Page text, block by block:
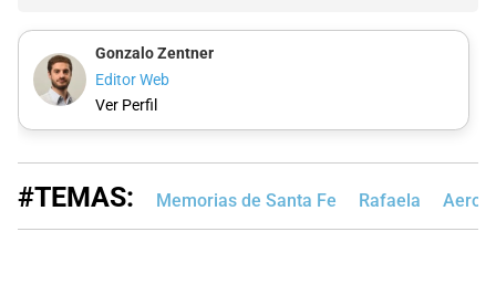
Gonzalo Zentner
Editor Web
Ver Perfil
#TEMAS: Memorias de Santa Fe Rafaela